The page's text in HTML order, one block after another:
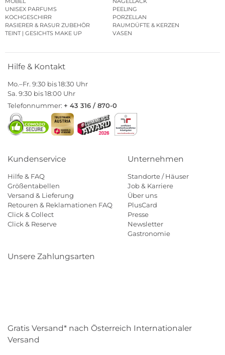
UNISEX PARFUMS
PEELING
KOCHGESCHIRR
PORZELLAN
RASIERER & RASUR ZUBEHÖR
RAUMDÜFTE & KERZEN
TEINT | GESICHTS MAKE UP
VASEN
Hilfe & Kontakt
Mo.–Fr. 9:30 bis 18:30 Uhr
Sa. 9:30 bis 18:00 Uhr
Telefonnummer: + 43 316 / 870-0
Kundenservice
Hilfe & FAQ
Größentabellen
Versand & Lieferung
Retouren & Reklamationen FAQ
Click & Collect
Click & Reserve
Unternehmen
Standorte / Häuser
Job & Karriere
Über uns
PlusCard
Presse
Newsletter
Gastronomie
Unsere Zahlungsarten
Gratis Versand* nach Österreich Internationaler
Versand